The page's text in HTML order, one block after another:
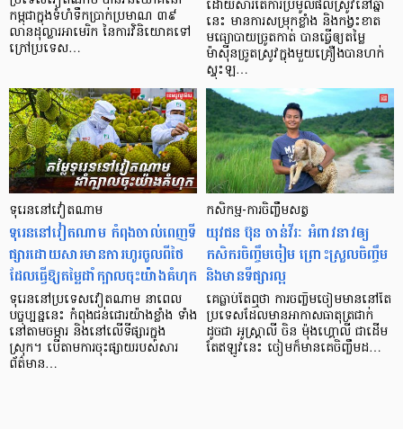
កម្ពុជាក្នុងទំហំទឹកប្រាក់ប្រមាណ ៣៩
លានដុល្លារអាមេរិក នៃការវិនិយោគទៅ
ក្រៅប្រទេស…
ដោយសារតែការប្រមូលផលស្រូវនៅឆ្នាំ
នេះ មានការសម្រុកខ្លាំង និងកង្វះខាត
មធ្យោបាយច្រូតកាត់ បានធ្វើឲ្យតម្លៃ
ម៉ាស៊ីនច្រូតស្រូវក្នុងមួយគ្រឿងបានហក់
ស្ទុះឡ…
ទុរេននៅវៀតណាម
ទុរេននៅវៀតណាម កំពុងចាល់ពេញទី
ផ្សារដោយសារមានការហូរចូលពីថៃ
ដែលធ្វើឱ្យតម្លៃដាំក្បាលចុះយ៉ាងគំហុក
ទុរេននៅប្រទេសវៀតណាម នាពេល
បច្ចុប្បន្ននេះ កំពុងជន់ជោរយ៉ាងខ្លាំង ទាំង
នៅតាមចម្ការ និងនៅលើទីផ្សារក្នុង
ស្រុក។ បើតាមការចុះផ្សាយរបស់សារ
ព័ត៌មាន…
កសិកម្ម-ការចិញ្ចឹមសត្វ
យុវជន ប៊ុន ចាន់វីរៈ អំពាវនាវ​ឲ្យ​
កសិករ​ចិញ្ចឹមចៀម ព្រោះ​ស្រួល​ចិញ្ចឹម
និង​មាន​ទីផ្សារល្អ
គេធ្លាប់តែឮថា ការចញ្ចឹមចៀមមាននៅតែ
ប្រទេសដែលមានអាកាសធាតុត្រជាក់
ដូចជា អូស្រ្តាលី ចិន ម៉ុងហ្គោលី ជាដើម
តែឥឡូវនេះ ចៀម​ក៏​មាន​គេចិញ្ចឹម​ដ…